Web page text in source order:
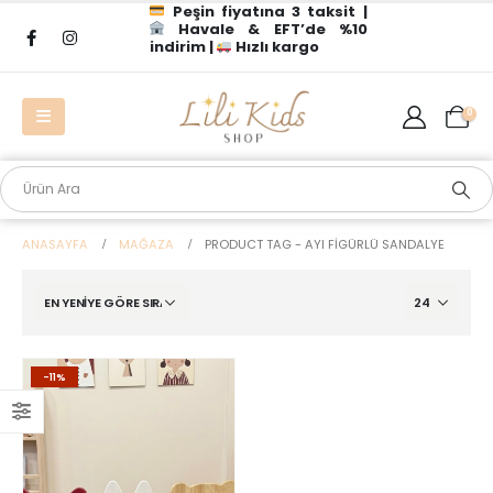
Peşin fiyatına 3 taksit |
Havale & EFT’de %10
indirim |
Hızlı kargo
0
ANASAYFA MAĞAZA PRODUCT TAG - AYI FIGÜRLÜ SANDALYE
-11%